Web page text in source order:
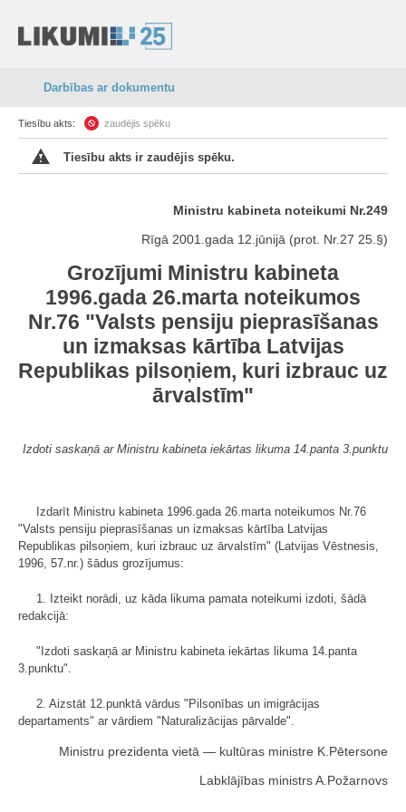
Darbības ar dokumentu
Tiesību akts: zaudējis spēku
Tiesību akts ir zaudējis spēku.
Ministru kabineta noteikumi Nr.249
Rīgā 2001.gada 12.jūnijā (prot. Nr.27 25.§)
Grozījumi Ministru kabineta
1996.gada 26.marta noteikumos
Nr.76 "Valsts pensiju pieprasīšanas
un izmaksas kārtība Latvijas
Republikas pilsoņiem, kuri izbrauc uz
ārvalstīm"
Izdoti saskaņā ar Ministru kabineta iekārtas likuma 14.panta 3.punktu
Izdarīt Ministru kabineta 1996.gada 26.marta noteikumos Nr.76
"Valsts pensiju pieprasīšanas un izmaksas kārtība Latvijas
Republikas pilsoņiem, kuri izbrauc uz ārvalstīm" (Latvijas Vēstnesis,
1996, 57.nr.) šādus grozījumus:
1. Izteikt norādi, uz kāda likuma pamata noteikumi izdoti, šādā
redakcijā:
"Izdoti saskaņā ar Ministru kabineta iekārtas likuma 14.panta
3.punktu".
2. Aizstāt 12.punktā vārdus "Pilsonības un imigrācijas
departaments" ar vārdiem "Naturalizācijas pārvalde".
Ministru prezidenta vietā — kultūras ministre K.Pētersone
Labklājības ministrs A.Požarnovs